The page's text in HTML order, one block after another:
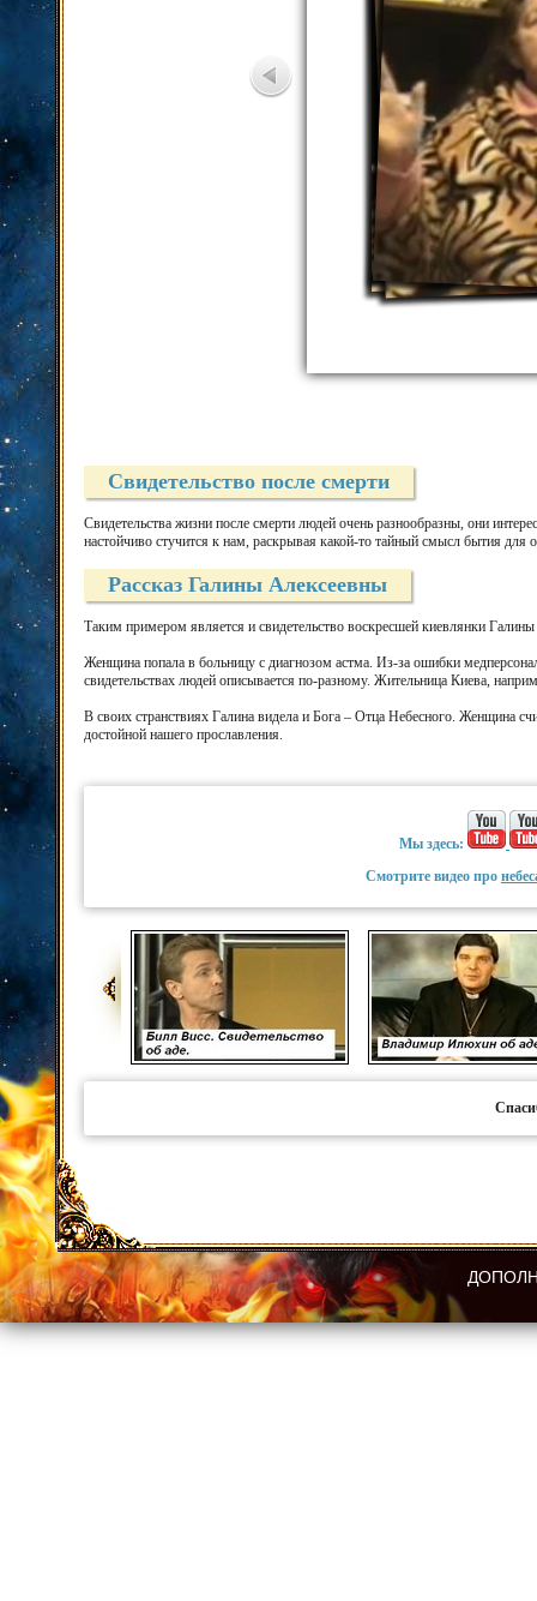
Свидетельство после смерти
Свидетельства жизни после смерти людей очень разнообразны, они
настойчиво стучится к нам, раскрывая какой-то тайный смысл бытия для
Рассказ Галины Алексеевны
Таким примером является и свидетельство воскресшей киевлянки
Женщина попала в больницу с диагнозом астма. Из-за ошибки
свидетельствах людей описывается по-разному. Жительница Киева,
В своих странствиях Галина видела и Бога – Отца Небесного. Женщина
достойной нашего прославления.
Мы здесь:
Смотрите видео про